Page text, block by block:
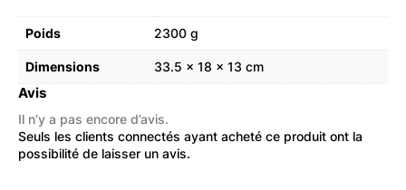
Poids 2300 g
Dimensions 33.5 × 18 × 13 cm
Avis
Il n’y a pas encore d’avis.
Seuls les clients connectés ayant acheté ce produit ont la
possibilité de laisser un avis.